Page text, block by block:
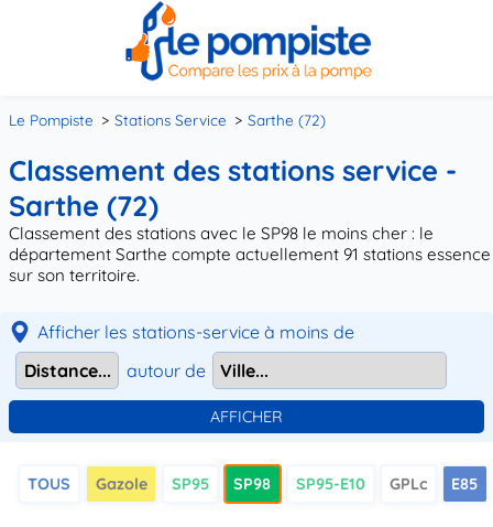
Le Pompiste Stations Service Sarthe (72)
Classement des stations service -
Sarthe (72)
Classement des stations avec le SP98 le moins cher : le
département Sarthe compte actuellement 91 stations essence
sur son territoire.
Afficher les stations-service à moins de
autour de
TOUS Gazole SP95 SP98 SP95-E10 GPLc E85